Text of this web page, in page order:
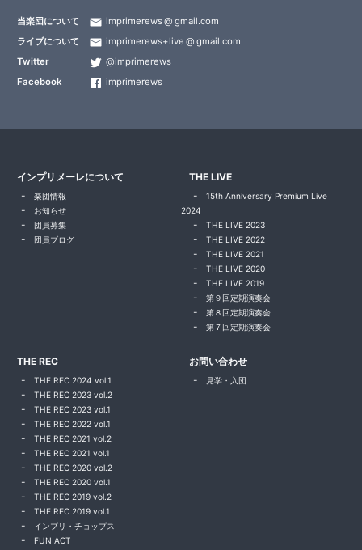
当楽団について imprimerews
gmail.com
ライブについて
imprimerews+live
gmail.com
Twitter
@imprimerews
Facebook
imprimerews
インプリメーレについて
楽団情報
お知らせ
団員募集
団員ブログ
THE LIVE
15th Anniversary Premium Live
2024
THE LIVE 2023
THE LIVE 2022
THE LIVE 2021
THE LIVE 2020
THE LIVE 2019
第９回定期演奏会
第８回定期演奏会
第７回定期演奏会
THE REC
THE REC 2024 vol.1
THE REC 2023 vol.2
THE REC 2023 vol.1
THE REC 2022 vol.1
THE REC 2021 vol.2
THE REC 2021 vol.1
THE REC 2020 vol.2
THE REC 2020 vol.1
THE REC 2019 vol.2
THE REC 2019 vol.1
インプリ・チョップス
FUN ACT
お問い合わせ
見学・入団